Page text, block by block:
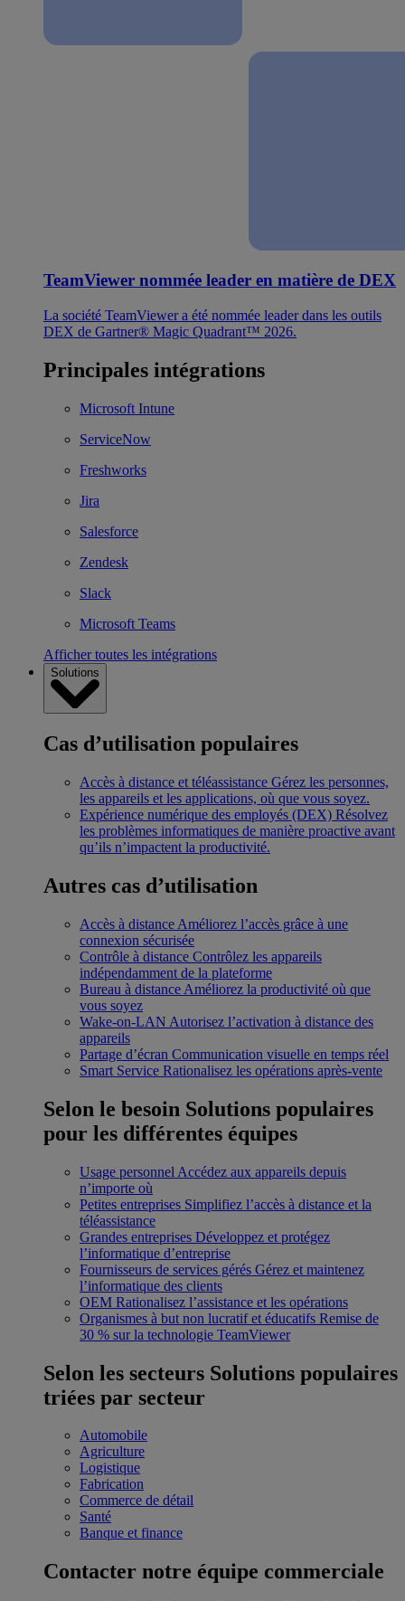
TeamViewer nommée leader en matière de DEX
La société TeamViewer a été nommée leader dans les outils
DEX de Gartner® Magic Quadrant™ 2026.
Principales intégrations
Microsoft Intune
ServiceNow
Freshworks
Jira
Salesforce
Zendesk
Slack
Microsoft Teams
Afficher toutes les intégrations
Solutions
Cas d’utilisation populaires
Accès à distance et téléassistance Gérez les personnes,
les appareils et les applications, où que vous soyez.
Expérience numérique des employés (DEX) Résolvez
les problèmes informatiques de manière proactive avant
qu’ils n’impactent la productivité.
Autres cas d’utilisation
Accès à distance Améliorez l’accès grâce à une
connexion sécurisée
Contrôle à distance Contrôlez les appareils
indépendamment de la plateforme
Bureau à distance Améliorez la productivité où que
vous soyez
Wake-on-LAN Autorisez l’activation à distance des
appareils
Partage d’écran Communication visuelle en temps réel
Smart Service Rationalisez les opérations après-vente
Selon le besoin Solutions populaires
pour les différentes équipes
Usage personnel Accédez aux appareils depuis
n’importe où
Petites entreprises Simplifiez l’accès à distance et la
téléassistance
Grandes entreprises Développez et protégez
l’informatique d’entreprise
Fournisseurs de services gérés Gérez et maintenez
l’informatique des clients
OEM Rationalisez l’assistance et les opérations
Organismes à but non lucratif et éducatifs Remise de
30 % sur la technologie TeamViewer
Selon les secteurs Solutions populaires
triées par secteur
Automobile
Agriculture
Logistique
Fabrication
Commerce de détail
Santé
Banque et finance
Contacter notre équipe commerciale